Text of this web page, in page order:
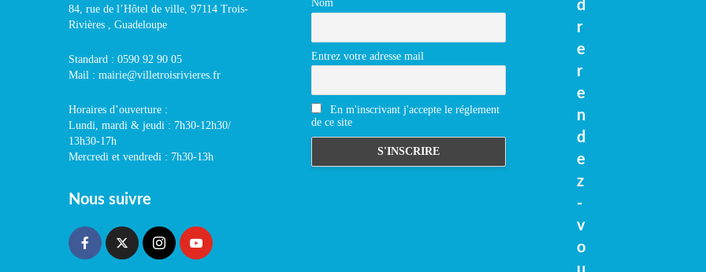
84, rue de l’Hôtel de ville, 97114 Trois-
Rivières , Guadeloupe
Standard : 0590 92 90 05
Mail : mairie@villetroisrivieres.fr
Horaires d’ouverture :
Lundi, mardi & jeudi : 7h30-12h30/
13h30-17h
Mercredi et vendredi : 7h30-13h
Nous suivre
Nom
Entrez votre adresse mail
En m'inscrivant j'accepte le réglement
de ce site
d
r
e
r
e
n
d
e
z
-
v
o